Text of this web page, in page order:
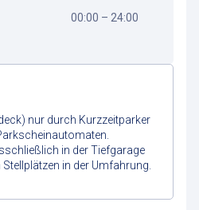
00:00 – 24:00
nur durch Kurzzeitparker
in der Tiefgarage
in der Umfahrung.